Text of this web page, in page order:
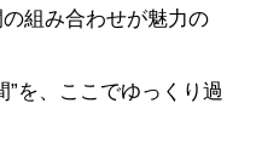
組み合わせが魅力の
”を、ここでゆっくり過